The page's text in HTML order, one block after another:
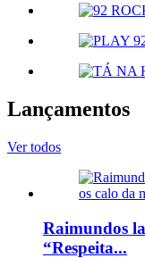
Lançamentos
Ver todos
Raimundos
“Respeita...